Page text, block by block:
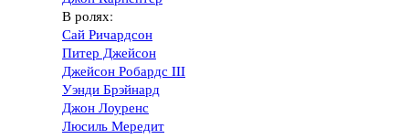
В ролях:
Сай Ричардсон
Питер Джейсон
Джейсон Робардс III
Уэнди Брэйнард
Джон Лоуренс
Люсиль Мередит